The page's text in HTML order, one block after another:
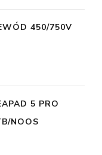
450/750V
5 PRO
NOOS